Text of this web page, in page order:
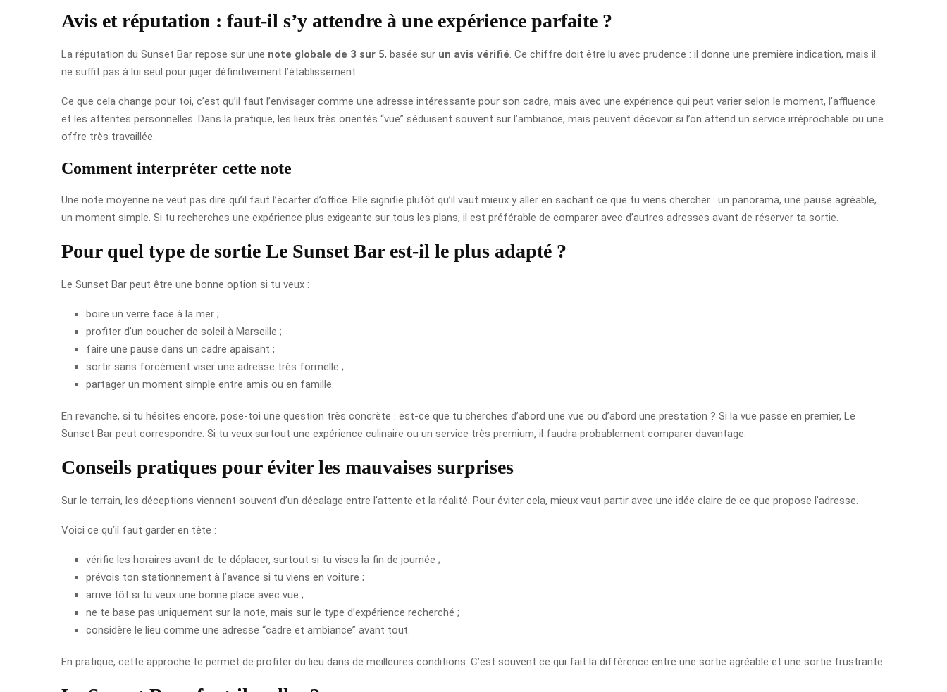
Avis et réputation : faut-il s’y attendre à une expérience parfaite ?
La réputation du Sunset Bar repose sur une note globale de 3 sur 5, basée sur un avis vérifié . Ce chiffre doit être lu avec prudence : il donne une première indication, mais il
ne suffit pas à lui seul pour juger définitivement l’établissement.
Ce que cela change pour toi, c’est qu’il faut l’envisager comme une adresse intéressante pour son cadre, mais avec une expérience qui peut varier selon le moment, l’affluence
et les attentes personnelles. Dans la pratique, les lieux très orientés “vue” séduisent souvent sur l’ambiance, mais peuvent décevoir si l’on attend un service irréprochable ou une
offre très travaillée.
Comment interpréter cette note
Une note moyenne ne veut pas dire qu’il faut l’écarter d’office. Elle signifie plutôt qu’il vaut mieux y aller en sachant ce que tu viens chercher : un panorama, une pause agréable,
un moment simple. Si tu recherches une expérience plus exigeante sur tous les plans, il est préférable de comparer avec d’autres adresses avant de réserver ta sortie.
Pour quel type de sortie Le Sunset Bar est-il le plus adapté ?
Le Sunset Bar peut être une bonne option si tu veux :
boire un verre face à la mer ;
profiter d’un coucher de soleil à Marseille ;
faire une pause dans un cadre apaisant ;
sortir sans forcément viser une adresse très formelle ;
partager un moment simple entre amis ou en famille.
En revanche, si tu hésites encore, pose-toi une question très concrète : est-ce que tu cherches d’abord une vue ou d’abord une prestation ? Si la vue passe en premier, Le
Sunset Bar peut correspondre. Si tu veux surtout une expérience culinaire ou un service très premium, il faudra probablement comparer davantage.
Conseils pratiques pour éviter les mauvaises surprises
Sur le terrain, les déceptions viennent souvent d’un décalage entre l’attente et la réalité. Pour éviter cela, mieux vaut partir avec une idée claire de ce que propose l’adresse.
Voici ce qu’il faut garder en tête :
vérifie les horaires avant de te déplacer, surtout si tu vises la fin de journée ;
prévois ton stationnement à l’avance si tu viens en voiture ;
arrive tôt si tu veux une bonne place avec vue ;
ne te base pas uniquement sur la note, mais sur le type d’expérience recherché ;
considère le lieu comme une adresse “cadre et ambiance” avant tout.
En pratique, cette approche te permet de profiter du lieu dans de meilleures conditions. C’est souvent ce qui fait la différence entre une sortie agréable et une sortie frustrante.